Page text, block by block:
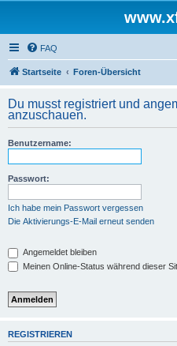
FAQ
Startseite Foren-Übersicht
Du musst registriert und
anzuschauen.
Benutzername:
Passwort:
Ich habe mein Passwort vergessen
Die Aktivierungs-E-Mail erneut senden
Angemeldet bleiben
Meinen Online-Status während dieser
REGISTRIEREN